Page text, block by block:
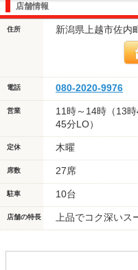
店舗情報
住所 新潟県上越市佐内
電話 080-2020-9976
営業
11時～14時（13
45分LO）
定休 木曜
席数 27席
駐車 10台
店舗の特長 上品でコク深いス